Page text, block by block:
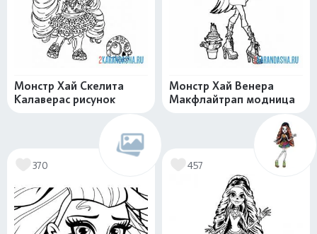
Монстр Хай Скелита
Калаверас рисунок
Монстр Хай Венера
Макфлайтрап модница
370 457